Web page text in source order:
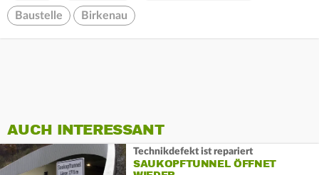
Baustelle Birkenau
AUCH INTERESSANT
Technikdefekt ist repariert
SAUKOPFTUNNEL ÖFFNET